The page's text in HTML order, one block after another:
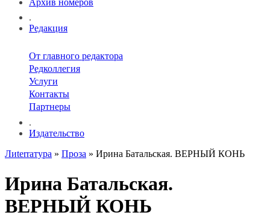
Архив номеров
.
Редакция
От главного редактора
Редколлегия
Услуги
Контакты
Партнеры
.
Издательство
Лиterraтура » Проза » Ирина Батальская. ВЕРНЫЙ КОНЬ
Ирина Батальская.
ВЕРНЫЙ КОНЬ